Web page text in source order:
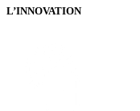
L’INNOVATION